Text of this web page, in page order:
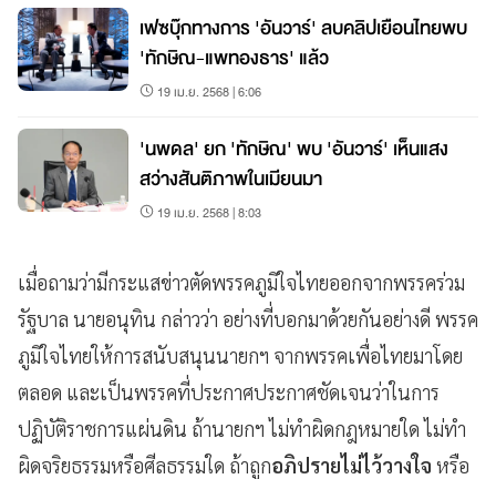
เฟซบุ๊กทางการ 'อันวาร์' ลบคลิปเยือนไทยพบ
'ทักษิณ-แพทองธาร' แล้ว
19 เม.ย. 2568 | 6:06
'นพดล' ยก 'ทักษิณ' พบ 'อันวาร์' เห็นแสง
สว่างสันติภาพในเมียนมา
19 เม.ย. 2568 | 8:03
เมื่อถามว่ามีกระแสข่าวตัดพรรคภูมิใจไทยออกจากพรรคร่วม
รัฐบาล นายอนุทิน กล่าวว่า อย่างที่บอกมาด้วยกันอย่างดี พรรค
ภูมิใจไทยให้การสนับสนุนนายกฯ จากพรรคเพื่อไทยมาโดย
ตลอด และเป็นพรรคที่ประกาศประกาศชัดเจนว่าในการ
ปฏิบัติราชการแผ่นดิน ถ้านายกฯ ไม่ทำผิดกฎหมายใด ไม่ทำ
ผิดจริยธรรมหรือศีลธรรมใด ถ้าถูกอภิปรายไม่ไว้วางใจ หรือ